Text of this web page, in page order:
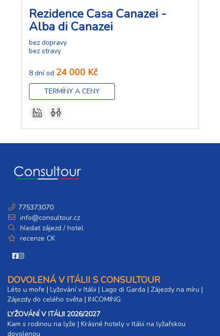
Rezidence Casa Canazei -
Alba di Canazei
bez dopravy
bez stravy
8 dní od 24 000 Kč
TERMÍNY A CENY
775373070
info@consultour.cz
hledat zájezd / hotel
recenze CK
DOVOLENÁ V ITÁLII S CONSULTOUR
Léto u moře | Lyžování v Itálii | Lago di Garda | Zájezdy na míru |
Zájezdy do celého světa | INCOMING
LYŽOVÁNÍ V ITÁLII 2026/2027
Kam s rodinou na lyže |​ Krásné hotely v Itálii na lyžařskou
dovolenou